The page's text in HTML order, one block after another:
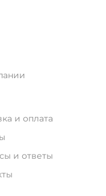
и оплата
и ответы